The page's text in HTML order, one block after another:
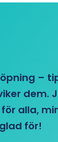
–
alla,
för!